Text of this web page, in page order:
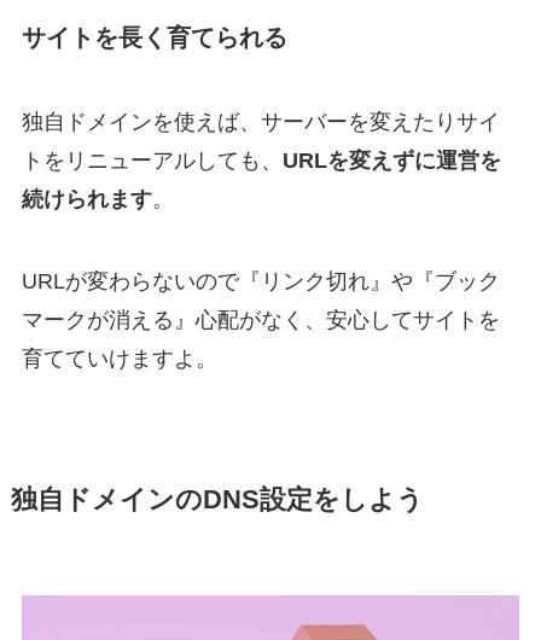
サイトを長く育てられる
独自ドメインを使えば、サーバーを変えたりサイ
トをリニューアルしても、 URLを変えずに運営を
続けられます。
URLが変わらないので『リンク切れ』や『ブック
マークが消える』心配がなく、安心してサイトを
育てていけますよ。
独自ドメインのDNS設定をしよう